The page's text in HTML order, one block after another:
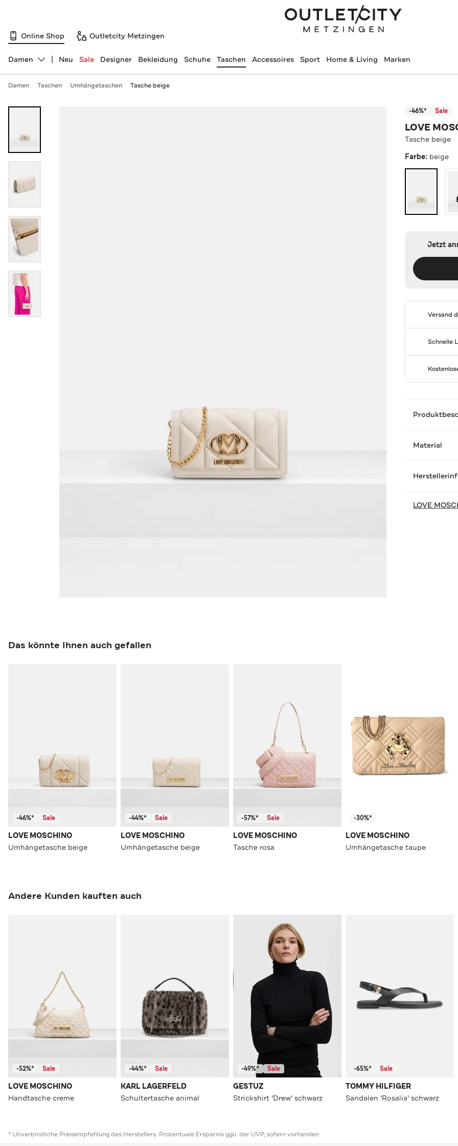
Online Shop Outletcity Metzingen
Abteilung ändern, ausgewählt:
Damen Neu Sale Designer Bekleidung Schuhe Taschen Accessoires Sport Home & Living Marken
Damen Taschen Umhängetaschen Tasche beige
-46%* Sale
LOVE
Tasche beige
Farbe: beige
Jetzt
Versand
Schnelle
Material
LOVE
Das könnte Ihnen auch gefallen
-46%* Sale
LOVE MOSCHINO
Umhängetasche beige
-44%* Sale
LOVE MOSCHINO
Umhängetasche beige
-57%* Sale
LOVE MOSCHINO
Tasche rosa
-30%*
LOVE MOSCHINO
Umhängetasche taupe
Andere Kunden kauften auch
-52%* Sale
LOVE MOSCHINO
Handtasche creme
-44%* Sale
KARL LAGERFELD
Schultertasche animal
-49%* Sale
GESTUZ
Strickshirt 'Drew' schwarz
-65%* Sale
TOMMY HILFIGER
Sandalen 'Rosalia' schwarz
* Unverbindliche Preisempfehlung des Herstellers. Prozentuale Ersparnis ggü. der UVP, sofern vorhanden